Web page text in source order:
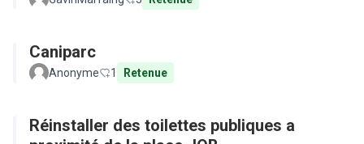
Caniparc
Anonyme 1 Retenue
Réinstaller des toilettes publiques a